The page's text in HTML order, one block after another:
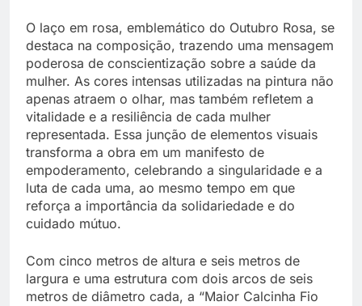
O laço em rosa, emblemático do Outubro Rosa, se
destaca na composição, trazendo uma mensagem
poderosa de conscientização sobre a saúde da
mulher. As cores intensas utilizadas na pintura não
apenas atraem o olhar, mas também refletem a
vitalidade e a resiliência de cada mulher
representada. Essa junção de elementos visuais
transforma a obra em um manifesto de
empoderamento, celebrando a singularidade e a
luta de cada uma, ao mesmo tempo em que
reforça a importância da solidariedade e do
cuidado mútuo.
Com cinco metros de altura e seis metros de
largura e uma estrutura com dois arcos de seis
metros de diâmetro cada, a “Maior Calcinha Fio